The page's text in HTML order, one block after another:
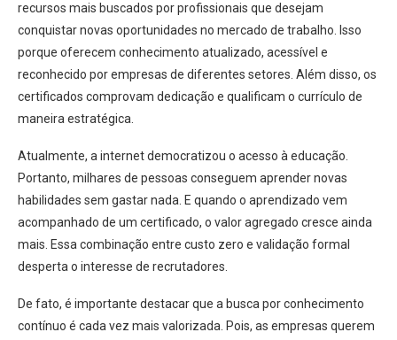
recursos mais buscados por profissionais que desejam
conquistar novas oportunidades no mercado de trabalho. Isso
porque oferecem conhecimento atualizado, acessível e
reconhecido por empresas de diferentes setores. Além disso, os
certificados comprovam dedicação e qualificam o currículo de
maneira estratégica.
Atualmente, a internet democratizou o acesso à educação.
Portanto, milhares de pessoas conseguem aprender novas
habilidades sem gastar nada. E quando o aprendizado vem
acompanhado de um certificado, o valor agregado cresce ainda
mais. Essa combinação entre custo zero e validação formal
desperta o interesse de recrutadores.
De fato, é importante destacar que a busca por conhecimento
contínuo é cada vez mais valorizada. Pois, as empresas querem